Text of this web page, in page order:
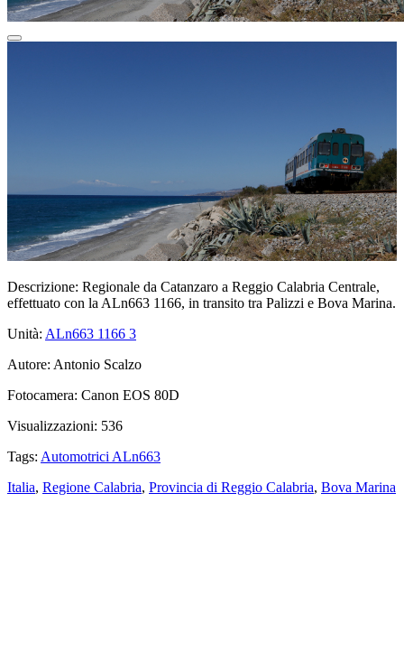
Descrizione: Regionale da Catanzaro a Reggio Calabria Centrale,
effettuato con la ALn663 1166, in transito tra Palizzi e Bova Marina.
Unità: ALn663 1166 3
Autore: Antonio Scalzo
Fotocamera: Canon EOS 80D
Visualizzazioni: 536
Tags: Automotrici ALn663
Italia, Regione Calabria, Provincia di Reggio Calabria, Bova Marina